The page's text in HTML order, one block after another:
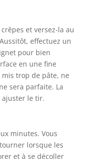
et versez-la au
effectuez un
pour bien
en une fine
trop de pâte, ne
sera parfaite. La
ajuster le tir.
minutes. Vous
lorsque les
et à se décoller